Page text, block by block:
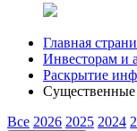
Главная
Инвесторам и
Раскрытие
Все 2026 2025 2024